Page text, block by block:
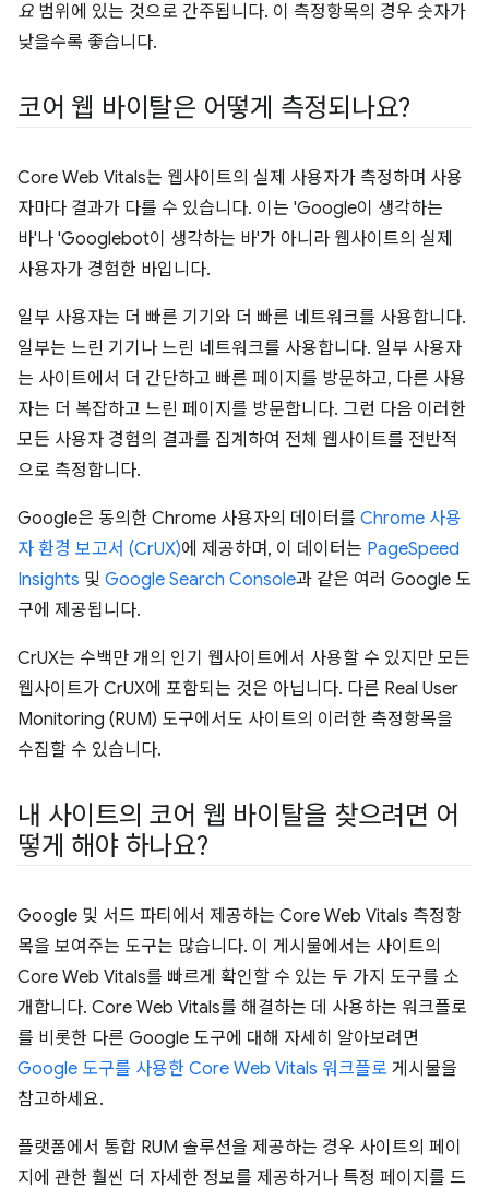
요 범위에 있는 것으로 간주됩니다. 이 측정항목의 경우 숫자가
낮을수록 좋습니다.
코어 웹 바이탈은 어떻게 측정되나요?
Core Web Vitals는 웹사이트의 실제 사용자가 측정하며 사용
자마다 결과가 다를 수 있습니다. 이는 'Google이 생각하는
바'나 'Googlebot이 생각하는 바'가 아니라 웹사이트의 실제
사용자가 경험한 바입니다.
일부 사용자는 더 빠른 기기와 더 빠른 네트워크를 사용합니다.
일부는 느린 기기나 느린 네트워크를 사용합니다. 일부 사용자
는 사이트에서 더 간단하고 빠른 페이지를 방문하고, 다른 사용
자는 더 복잡하고 느린 페이지를 방문합니다. 그런 다음 이러한
모든 사용자 경험의 결과를 집계하여 전체 웹사이트를 전반적
으로 측정합니다.
Google은 동의한 Chrome 사용자의 데이터를 Chrome 사용
자 환경 보고서 (CrUX)에 제공하며, 이 데이터는 PageSpeed
Insights 및 Google Search Console과 같은 여러 Google 도
구에 제공됩니다.
CrUX는 수백만 개의 인기 웹사이트에서 사용할 수 있지만 모든
웹사이트가 CrUX에 포함되는 것은 아닙니다. 다른 Real User
Monitoring (RUM) 도구에서도 사이트의 이러한 측정항목을
수집할 수 있습니다.
내 사이트의 코어 웹 바이탈을 찾으려면 어
떻게 해야 하나요?
Google 및 서드 파티에서 제공하는 Core Web Vitals 측정항
목을 보여주는 도구는 많습니다. 이 게시물에서는 사이트의
Core Web Vitals를 빠르게 확인할 수 있는 두 가지 도구를 소
개합니다. Core Web Vitals를 해결하는 데 사용하는 워크플로
를 비롯한 다른 Google 도구에 대해 자세히 알아보려면
Google 도구를 사용한 Core Web Vitals 워크플로 게시물을
참고하세요.
플랫폼에서 통합 RUM 솔루션을 제공하는 경우 사이트의 페이
지에 관한 훨씬 더 자세한 정보를 제공하거나 특정 페이지를 드